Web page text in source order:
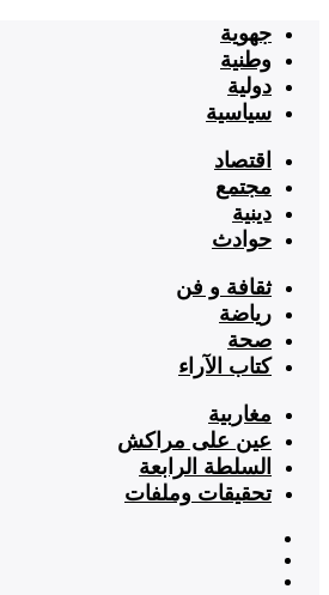
جهوية
وطنية
دولية
سياسية
اقتصاد
مجتمع
دينية
حوادث
ثقافة و فن
رياضة
صحة
كتاب الآراء
مغاربية
عين على مراكش
السلطة الرابعة
تحقيقات وملفات